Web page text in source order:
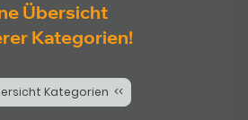
Übersicht
Kategorien!
Kategorien <<